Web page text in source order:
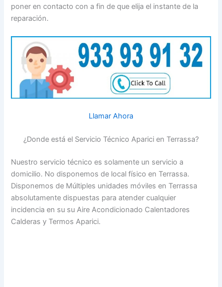
poner en contacto con a fin de que elija el instante de la
reparación.
Llamar Ahora
¿Donde está el Servicio Técnico Aparici en Terrassa?
Nuestro servicio técnico es solamente un servicio a
domicilio. No disponemos de local físico en Terrassa.
Disponemos de Múltiples unidades móviles en Terrassa
absolutamente dispuestas para atender cualquier
incidencia en su su Aire Acondicionado Calentadores
Calderas y Termos Aparici.